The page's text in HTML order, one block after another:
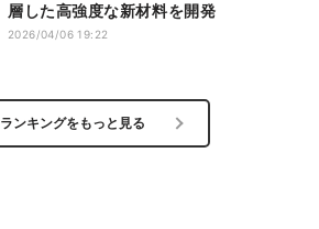
層した高強度な新材料を開発
2026/04/06 19:22
ランキングをもっと見る